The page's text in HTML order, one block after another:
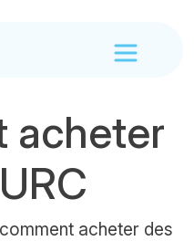
acheter
acheter des